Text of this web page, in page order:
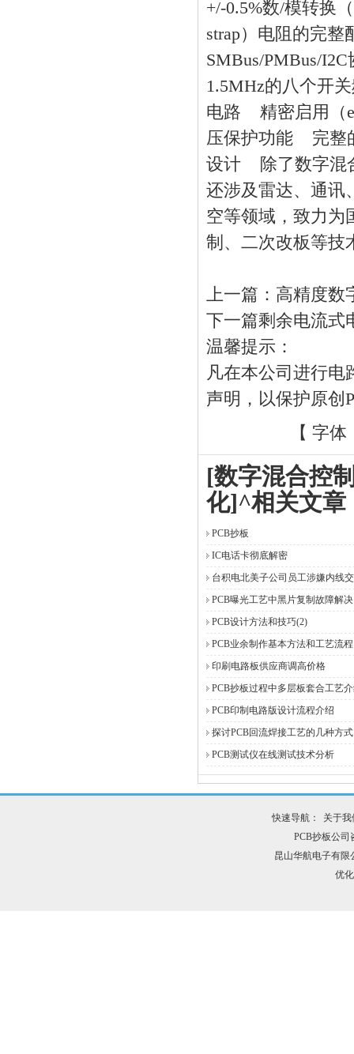
+/-0.5%数/模转换
strap）电阻的完
SMBus/PMBus/
1.5MHz的八个开
电路 精密启用（
压保护功能 完整
设计 除了数字混
还涉及雷达、通讯
空等领域，致力为
制、二次改板等技
上一篇： 高精度数
下一篇剩余电流式
温馨提示：
凡在本公司进行电
声明，以保护原创
【 字体
[数字混合控
化]^相关文章
PCB抄板
IC电话卡彻底解密
台积电北美子公司员工涉嫌内线
PCB曝光工艺中黑片复制故障解决
PCB设计方法和技巧(2)
PCB业余制作基本方法和工艺流程
印刷电路板供应商调高价格
PCB抄板过程中多层板套合工艺
PCB印制电路版设计流程介绍
探讨PCB回流焊接工艺的几种方式
PCB测试仪在线测试技术分析
快速导航：
关于我
PCB抄板公司
昆山华航电子有
优